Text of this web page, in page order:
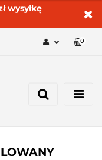
wysyłkę
Dodaj zgłoszenie
0